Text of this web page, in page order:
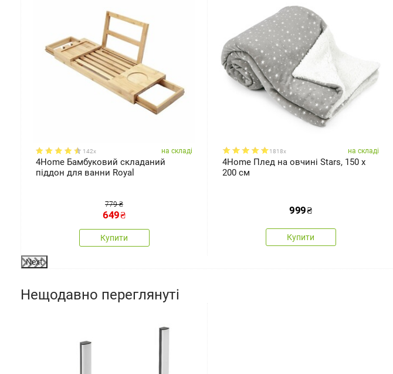
142x на складі
4Home Бамбуковий складаний
піддон для ванни Royal
779 ₴
649₴
Купити
1818x на складі
4Home Плед на овчині Stars, 150 x
200 см
999₴
Купити
Next
Нещодавно переглянуті